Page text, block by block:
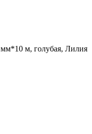
м, голубая, Лилия